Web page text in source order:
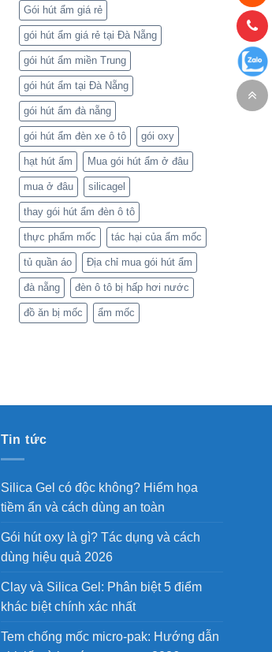
Gói hút ẩm giá rẻ
gói hút ẩm giá rẻ tại Đà Nẵng
gói hút ẩm miền Trung
gói hút ẩm tại Đà Nẵng
gói hút ẩm đà nẵng
gói hút ẩm đèn xe ô tô gói oxy
hạt hút ẩm Mua gói hút ẩm ở đâu
mua ở đâu silicagel
thay gói hút ẩm đèn ô tô
thực phẩm mốc tác hại của ẩm mốc
tủ quần áo Địa chỉ mua gói hút ẩm
đà nẵng đèn ô tô bị hấp hơi nước
đồ ăn bị mốc ẩm mốc
Tin tức
Silica Gel có độc không? Hiểm họa
tiềm ẩn và cách dùng an toàn
Gói hút oxy là gì? Tác dụng và cách
dùng hiệu quả 2026
Clay và Silica Gel: Phân biệt 5 điểm
khác biệt chính xác nhất
Tem chống mốc micro-pak: Hướng dẫn